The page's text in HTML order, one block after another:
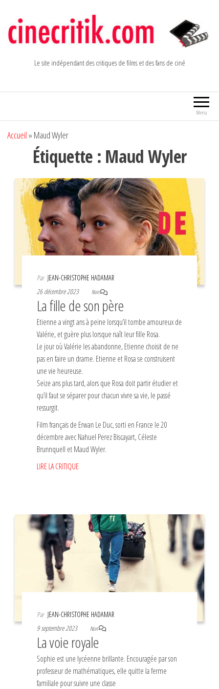
contenu
Le site indépendant des critiques de films et des fans de ciné
Menu
Accueil » Maud Wyler
Étiquette : Maud Wyler
Par JEAN-CHRISTOPHE HADAMAR
26 décembre 2023
Non
La fille de son père
Etienne a vingt ans à peine lorsqu’il tombe amoureux de
Valérie, et guère plus lorsque naît leur fille Rosa.
Le jour où Valérie les abandonne, Etienne choisit de ne
pas en faire un drame. Etienne et Rosa se construisent
une vie heureuse.
Seize ans plus tard, alors que Rosa doit partir étudier et
qu’il faut se séparer pour chacun vivre sa vie, le passé
ressurgit.
Film français de Erwan Le Duc, sorti en France le 20
décembre avec Nahuel Perez Biscayart, Céleste
Brunnquell et Maud Wyler.
LIRE LA CRITIQUE
Par JEAN-CHRISTOPHE HADAMAR
9 septembre 2023
Non
La voie royale
Sophie est une lycéenne brillante. Encouragée par son
professeur de mathématiques, elle quitte la ferme
familiale pour suivre une classe